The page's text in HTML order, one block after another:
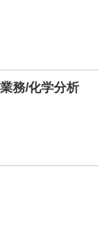
務/化学分析